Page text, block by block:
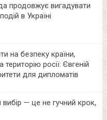
продовжує вигадувати
в Україні
на безпеку країни,
росії: Євгеній
для дипломатів
вибір — це не гучний крок,